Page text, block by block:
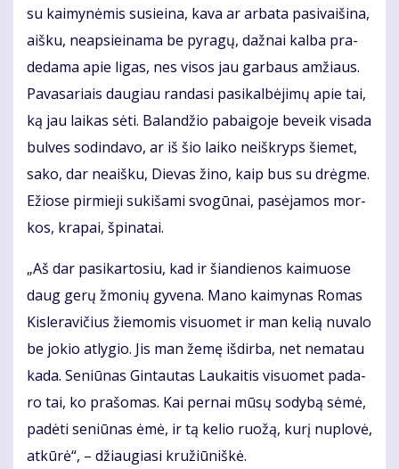
su kai­my­nė­mis su­si­ei­na, ka­va ar ar­ba­ta pa­si­vai­ši­na,
aiš­ku, neap­si­ei­na­ma be py­ra­gų, daž­nai kal­ba pra­
de­da­ma apie li­gas, nes vi­sos jau gar­baus am­žiaus.
Pa­va­sa­riais dau­giau ran­da­si pa­si­kal­bė­ji­mų apie tai,
ką jau lai­kas sė­ti. Ba­lan­džio pa­bai­go­je be­veik vi­sa­da
bul­ves so­din­da­vo, ar iš šio lai­ko ne­iš­kryps šie­met,
sa­ko, dar ne­aiš­ku, Die­vas ži­no, kaip bus su drėg­me.
Ežio­se pir­mie­ji su­ki­ša­mi svo­gū­nai, pa­sė­ja­mos mor­
kos, kra­pai, špi­na­tai.
„Aš dar pa­si­kar­to­siu, kad ir šian­die­nos kai­muo­se
daug ge­rų žmo­nių gy­ve­na. Ma­no kai­my­nas Ro­mas
Kis­le­ra­vi­čius žie­mo­mis vi­suo­met ir man ke­lią nu­va­lo
be jo­kio at­ly­gio. Jis man že­mę iš­dir­ba, net ne­ma­tau
ka­da. Se­niū­nas Gin­tau­tas Lau­kai­tis vi­suo­met pa­da­
ro tai, ko pra­šo­mas. Kai per­nai mū­sų so­dy­bą sė­mė,
pa­dė­ti se­niū­nas ėmė, ir tą ke­lio ruo­žą, ku­rį nu­plo­vė,
at­kū­rė“, – džiau­gia­si kru­žiū­niš­kė.